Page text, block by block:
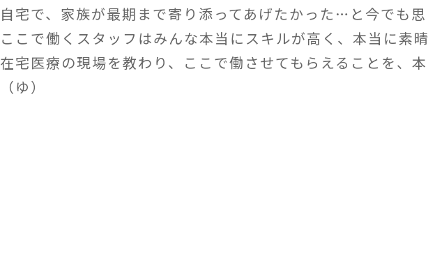
自宅で、家族が最期まで寄り添ってあげたかった…と今でも思
ここで働くスタッフはみんな本当にスキルが高く、本当に素晴
在宅医療の現場を教わり、ここで働させてもらえることを、
（ゆ）